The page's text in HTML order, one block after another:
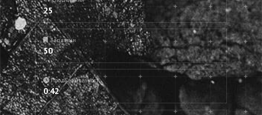
25
Запазени
50
Продължителност
0:42